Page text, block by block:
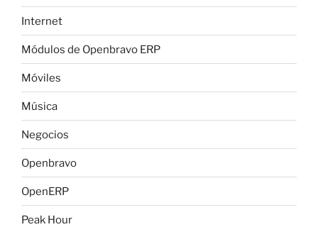
Internet
Módulos de Openbravo ERP
Móviles
Música
Negocios
Openbravo
OpenERP
Peak Hour